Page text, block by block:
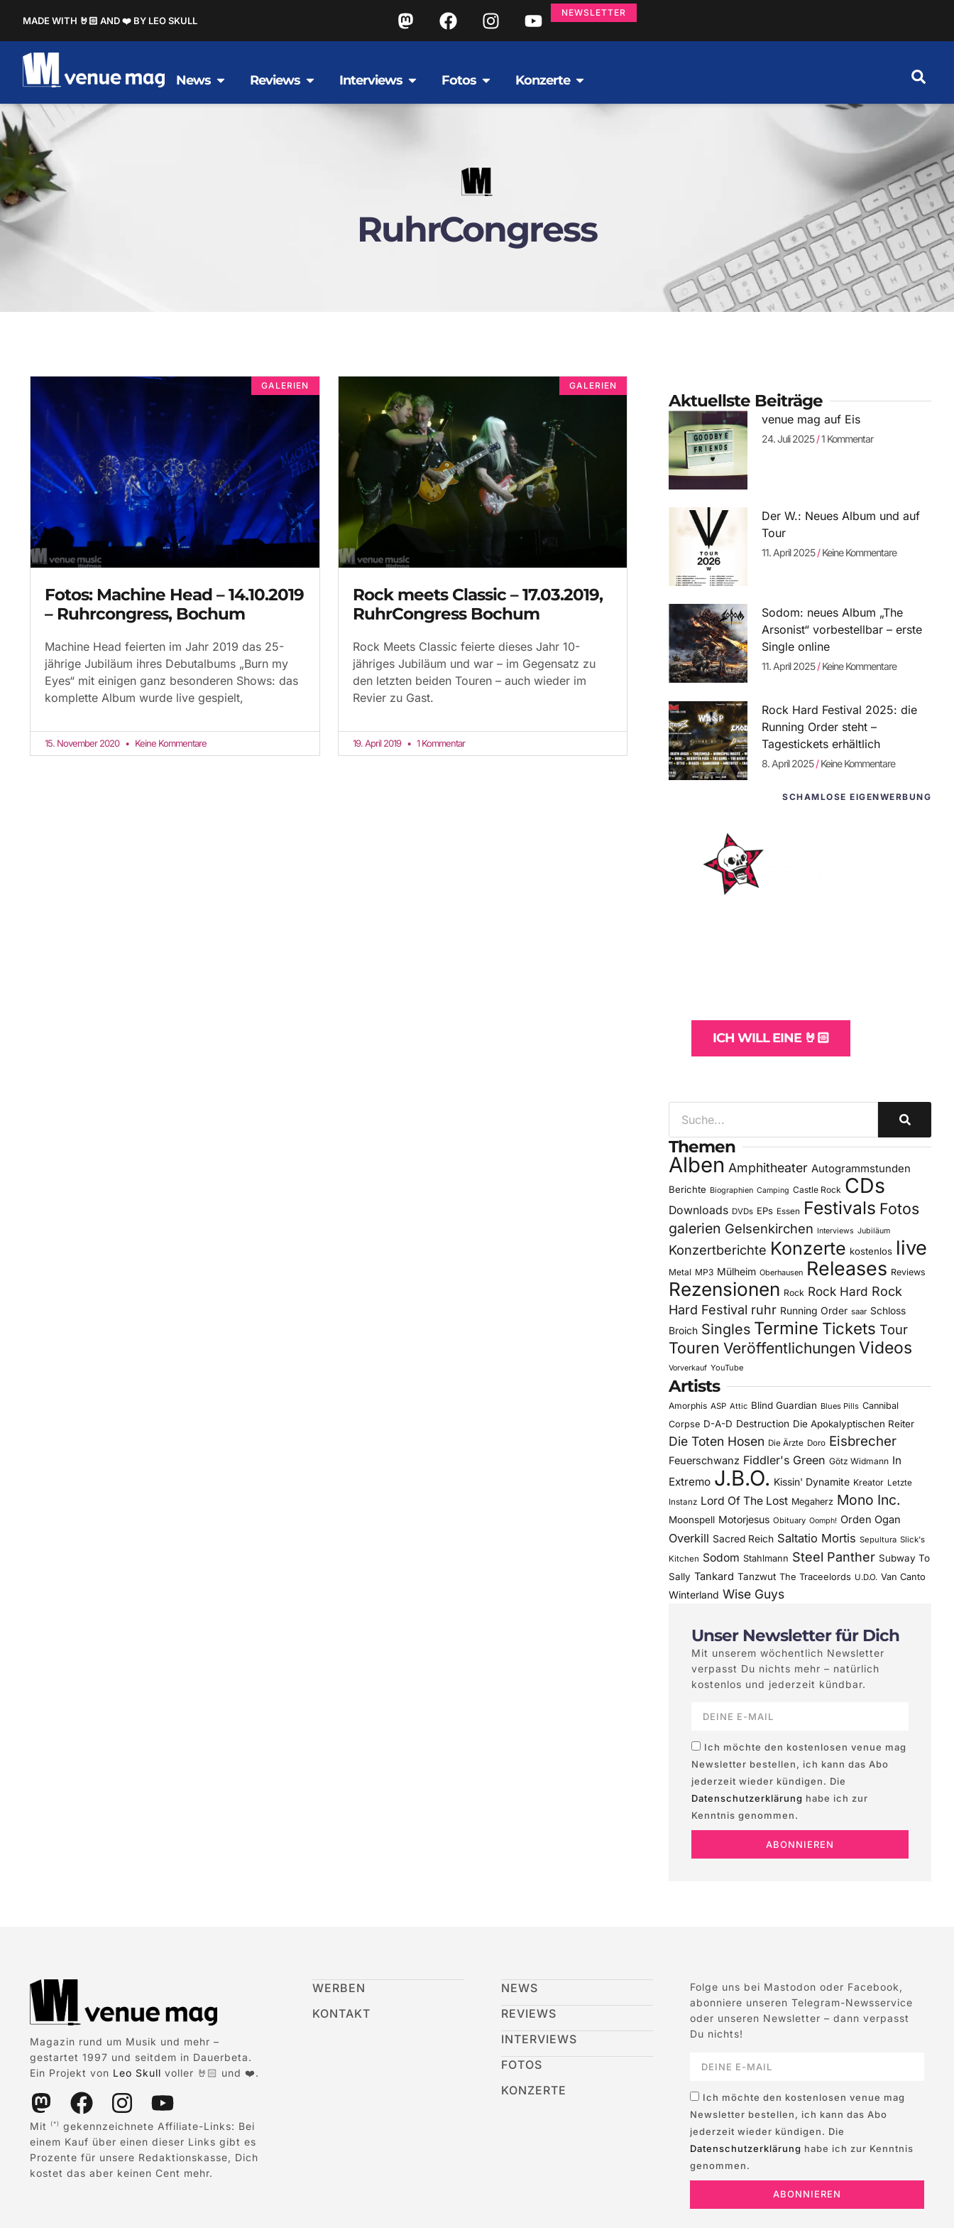
MADE WITH 🤘🏻 AND ❤️ BY LEO SKULL
NEWSLETTER
News Reviews Interviews Fotos Konzerte
RuhrCongress
GALERIEN
Fotos: Machine Head – 14.10.2019
– Ruhrcongress, Bochum
Machine Head feierten im Jahr 2019 das 25-
jährige Jubiläum ihres Debutalbums „Burn my
Eyes“ mit einigen ganz besonderen Shows: das
komplette Album wurde live gespielt,
15. November 2020 Keine Kommentare
GALERIEN
Rock meets Classic – 17.03.2019,
RuhrCongress Bochum
Rock Meets Classic feierte dieses Jahr 10-
jähriges Jubiläum und war – im Gegensatz zu
den letzten beiden Touren – auch wieder im
Revier zu Gast.
19. April 2019 1 Kommentar
Aktuellste Beiträge
venue mag auf Eis
24. Juli 2025 1 Kommentar
Der W.: Neues Album und auf
Tour
11. April 2025 Keine Kommentare
Sodom: neues Album „The
Arsonist“ vorbestellbar – erste
Single online
11. April 2025 Keine Kommentare
Rock Hard Festival 2025: die
Running Order steht –
Tagestickets erhältlich
8. April 2025 Keine Kommentare
SCHAMLOSE EIGENWERBUNG
ICH WILL EINE 🤘🏻
Themen
Alben Amphitheater Autogrammstunden
Berichte Biographien Camping Castle Rock CDs
Downloads DVDs EPs Essen Festivals Fotos
galerien Gelsenkirchen Interviews Jubiläum
Konzertberichte Konzerte kostenlos live
Metal MP3 Mülheim Oberhausen Releases Reviews
Rezensionen Rock Rock Hard Rock
Hard Festival ruhr Running Order saar Schloss
Broich Singles Termine Tickets Tour
Touren Veröffentlichungen Videos
Vorverkauf YouTube
Artists
Amorphis ASP Attic Blind Guardian Blues Pills Cannibal
Corpse D-A-D Destruction Die Apokalyptischen Reiter
Die Toten Hosen Die Ärzte Doro Eisbrecher
Feuerschwanz Fiddler's Green Götz Widmann In
Extremo J.B.O. Kissin' Dynamite Kreator Letzte
Instanz Lord Of The Lost Megaherz Mono Inc.
Moonspell Motorjesus Obituary Oomph! Orden Ogan
Overkill Sacred Reich Saltatio Mortis Sepultura Slick's
Kitchen Sodom Stahlmann Steel Panther Subway To
Sally Tankard Tanzwut The Traceelords U.D.O. Van Canto
Winterland Wise Guys
Unser Newsletter für Dich
Mit unserem wöchentlich Newsletter
verpasst Du nichts mehr – natürlich
kostenlos und jederzeit kündbar.
Ich möchte den kostenlosen venue mag
Newsletter bestellen, ich kann das Abo
jederzeit wieder kündigen. Die
Datenschutzerklärung habe ich zur
Kenntnis genommen.
ABONNIEREN
Magazin rund um Musik und mehr –
gestartet 1997 und seitdem in Dauerbeta.
Ein Projekt von Leo Skull voller 🤘🏻 und ❤️.
Mit (*)
gekennzeichnete Affiliate-Links: Bei
einem Kauf über einen dieser Links gibt es
Prozente für unsere Redaktionskasse, Dich
kostet das aber keinen Cent mehr.
WERBEN
KONTAKT
NEWS
REVIEWS
INTERVIEWS
FOTOS
KONZERTE
Folge uns bei Mastodon oder Facebook,
abonniere unseren Telegram-Newsservice
oder unseren Newsletter – dann verpasst
Du nichts!
Ich möchte den kostenlosen venue mag
Newsletter bestellen, ich kann das Abo
jederzeit wieder kündigen. Die
Datenschutzerklärung habe ich zur Kenntnis
genommen.
ABONNIEREN